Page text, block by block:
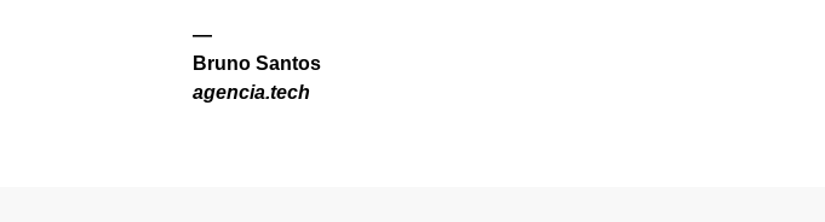
—
Bruno Santos
agencia.tech